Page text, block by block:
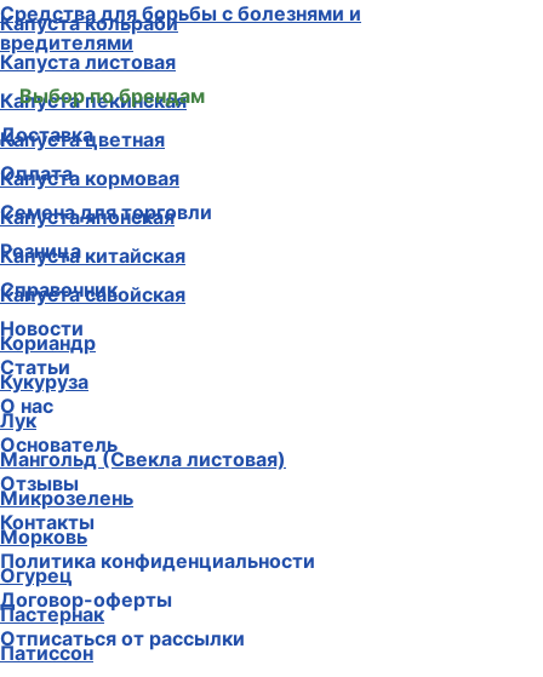
Капуста кольраби
Капуста листовая
Капуста пекинская
Капуста цветная
Капуста кормовая
Капуста японская
Капуста китайская
Капуста савойская
Кориандр
Кукуруза
Лук
Мангольд (Свекла листовая)
Микрозелень
Морковь
Огурец
Пастернак
Патиссон
Средства для борьбы с болезнями и
вредителями
Выбор по брендам
Доставка
Оплата
Семена для торговли
Розница
Справочник
Новости
Статьи
О нас
Основатель
Отзывы
Контакты
Политика конфиденциальности
Договор-оферты
Отписаться от рассылки